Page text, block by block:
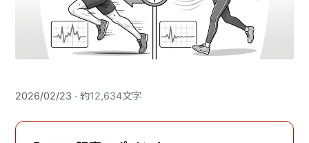
2026/02/23 · 約12,634文字